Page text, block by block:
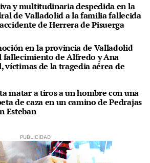
y multitudinaria despedida en la
de Valladolid a la familia fallecida
de Herrera de Pisuerga
en la provincia de Valladolid
fallecimiento de Alfredo y Ana
víctimas de la tragedia aérea de
matar a tiros a un hombre con una
de caza en un camino de Pedrajas
Esteban